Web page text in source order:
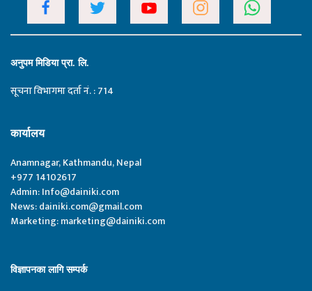
अनुपम मिडिया प्रा. लि.
सूचना विभागमा दर्ता नं. : 714
कार्यालय
Anamnagar, Kathmandu, Nepal
+977 14102617
Admin:Info@dainiki.com
News:dainiki.com@gmail.com
Marketing:marketing@dainiki.com
विज्ञापनका लागि सम्पर्क